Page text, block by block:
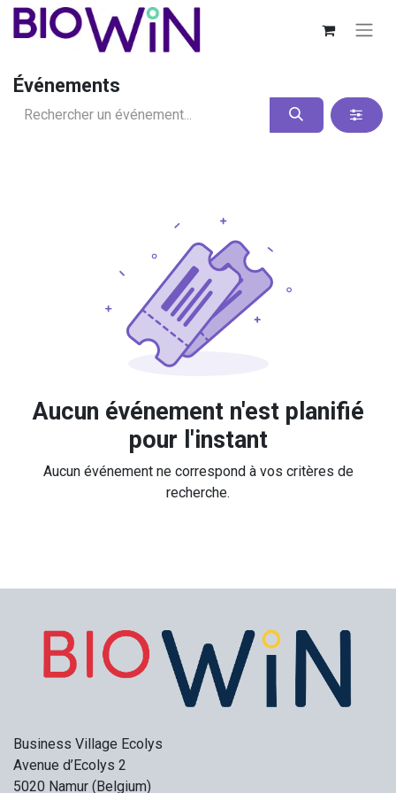
Événements
Aucun événement n'est planifié
pour l'instant
Aucun événement ne correspond à vos critères de
recherche.
Business Village Ecolys
Avenue d’Ecolys 2
5020 Namur (Belgium)